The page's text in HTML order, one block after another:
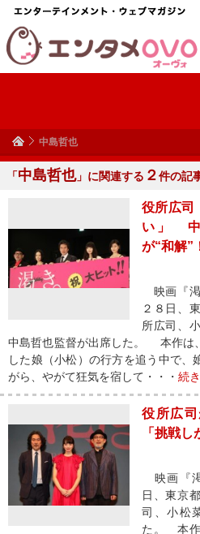
中島哲也
「中島哲也」に関連する ２件の記
役所広司
い」 中
が“和解”
映画『渇
２８日、
所広司、
中島哲也監督が出席した。 本作は
した娘（小松）の行方を追う中で、
がら、やがて狂気を宿して・・・ 続
役所広
「挑戦し
映画『
日、東京
司、小松
た。 本作